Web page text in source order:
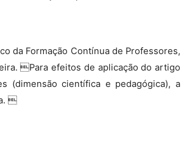
da Formação Contínua de Professores,
Para efeitos de aplicação do artigo
(dimensão científica e pedagógica), a
